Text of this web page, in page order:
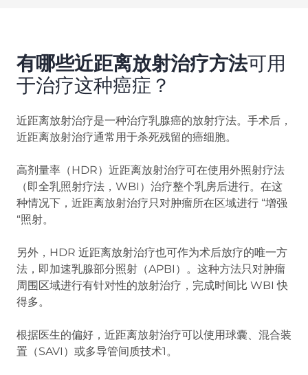
有哪些近距离放射治疗方法可用
于治疗这种癌症？
近距离放射治疗是一种治疗乳腺癌的放射疗法。手术后，
近距离放射治疗通常用于杀死残留的癌细胞。
高剂量率（HDR）近距离放射治疗可在使用外照射疗法
（即全乳照射疗法，WBI）治疗整个乳房后进行。在这
种情况下，近距离放射治疗只对肿瘤所在区域进行 “增强
“照射。
另外，HDR 近距离放射治疗也可作为术后放疗的唯一方
法，即加速乳腺部分照射（APBI）。这种方法只对肿瘤
周围区域进行有针对性的放射治疗，完成时间比 WBI 快
得多。
根据医生的偏好，近距离放射治疗可以使用球囊、混合装
置（SAVI）或多导管间质技术1。